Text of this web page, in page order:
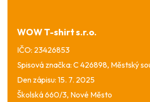
WOW T-shirt s.r.o.
IČO: 23426853
Spisová značka: C 426898, Městský
Den zápisu: 15. 7. 2025
Školská 660/3, Nové Město